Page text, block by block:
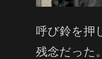
呼び鈴を押
残念だった。